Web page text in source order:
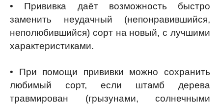
• Прививка даёт возможность быстро
заменить неудачный (непонравившийся,
неполюбившийся) сорт на новый, с лучшими
характеристиками.
• При помощи прививки можно сохранить
любимый сорт, если штамб дерева
травмирован (грызунами, солнечными